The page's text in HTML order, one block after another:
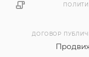
ДОГОВОР